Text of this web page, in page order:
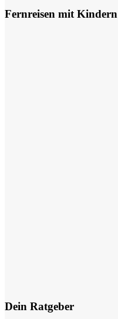
Fernreisen mit
Dein Ratgeber